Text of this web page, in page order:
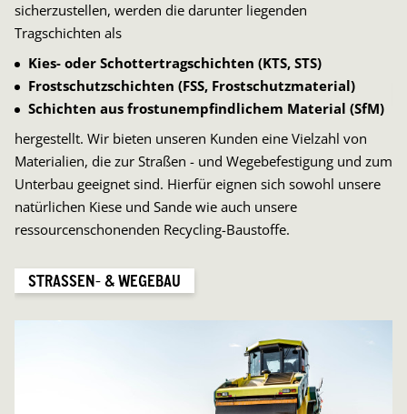
sicherzustellen, werden die darunter liegenden
Tragschichten als
Kies- oder Schottertragschichten (KTS, STS)
Frostschutzschichten (FSS, Frostschutzmaterial)
Schichten aus frostunempfindlichem Material (SfM)
hergestellt. Wir bieten unseren Kunden eine Vielzahl von
Materialien, die zur Straßen - und Wegebefestigung und zum
Unterbau geeignet sind. Hierfür eignen sich sowohl unsere
natürlichen Kiese und Sande wie auch unsere
ressourcenschonenden Recycling-Baustoffe.
STRASSEN- & WEGEBAU